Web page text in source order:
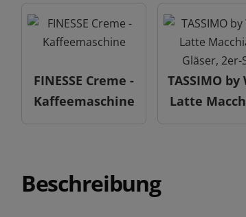
FINESSE Creme -
Kaffeemaschine
TASSIMO by
Latte
Beschreibung